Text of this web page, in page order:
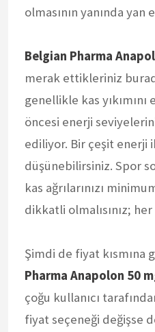
olmasının yanında
Belgian Pharma
merak ettikleriniz
genellikle kas
öncesi enerji
ediliyor. Bir çeşit enerji
düşünebilirsiniz. Spor
kas ağrılarınızı
dikkatli olmalısınız;
Şimdi de fiyat kısmına
Pharma Anapolon 50
çoğu kullanıcı
fiyat seçeneği değişse